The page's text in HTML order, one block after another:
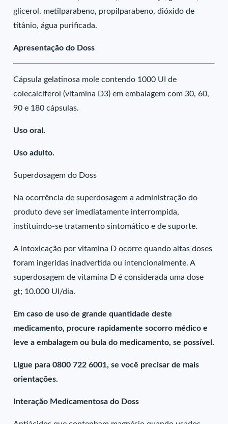
glicerol, metilparabeno, propilparabeno, dióxido de
titânio, água purificada.
Apresentação do Doss
Cápsula gelatinosa mole contendo 1000 UI de
colecalciferol (vitamina D3) em embalagem com 30, 60,
90 e 180 cápsulas.
Uso oral.
Uso adulto.
Superdosagem do Doss
Na ocorrência de superdosagem a administração do
produto deve ser imediatamente interrompida,
instituindo-se tratamento sintomático e de suporte.
A intoxicação por vitamina D ocorre quando altas doses
foram ingeridas inadvertida ou intencionalmente. A
superdosagem de vitamina D é considerada uma dose
gt; 10.000 UI/dia.
Em caso de uso de grande quantidade deste
medicamento, procure rapidamente socorro médico e
leve a embalagem ou bula do medicamento, se possível.
Ligue para 0800 722 6001, se você precisar de mais
orientações.
Interação Medicamentosa do Doss